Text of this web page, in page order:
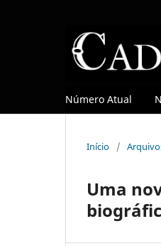
Número Atual
Início /
Uma